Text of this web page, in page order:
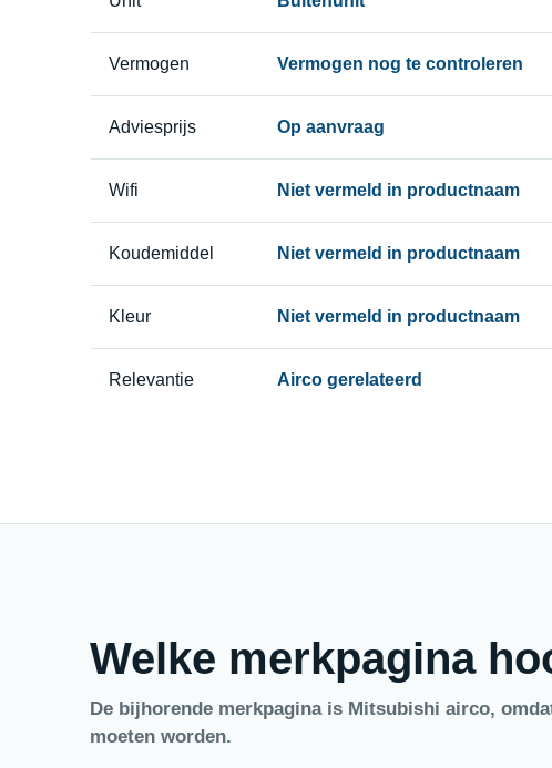
Vermogen Vermogen nog te controleren
Adviesprijs Op aanvraag
Wifi Niet vermeld in productnaam
Koudemiddel Niet vermeld in productnaam
Kleur Niet vermeld in productnaam
Relevantie Airco gerelateerd
Welke merkpagina
De bijhorende merkpagina is Mitsubishi airco,
moeten worden.